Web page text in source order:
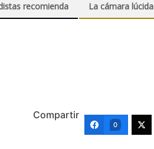
recomienda La cámara lúcida
Compartir
0